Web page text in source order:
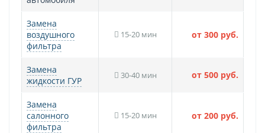
Замена
воздушного
фильтра
15-20 мин от 300 руб.
Замена
жидкости ГУР
30-40 мин от 500 руб.
Замена
салонного
фильтра
15-20 мин от 200 руб.